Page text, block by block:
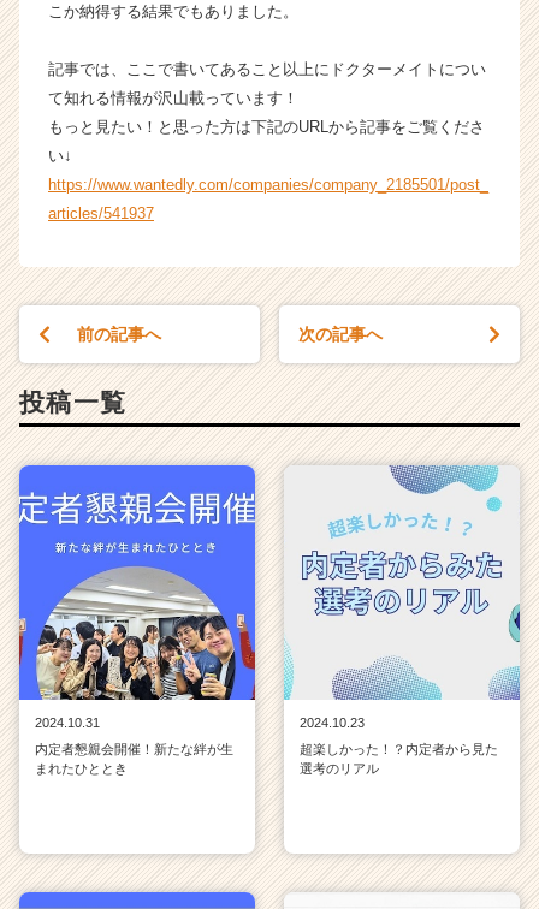
r）
こか納得する結果でもありました。
記事では、ここで書いてあること以上にドクターメイトについ
て知れる情報が沢山載っています！
もっと見たい！と思った方は下記のURLから記事をご覧くださ
い↓
https://www.wantedly.com/companies/company_2185501/post_
articles/541937
前の記事へ 次の記事へ
投稿一覧
2024.10.31
内定者懇親会開催！新たな絆が生
まれたひととき
2024.10.23
超楽しかった！？内定者から見た
選考のリアル